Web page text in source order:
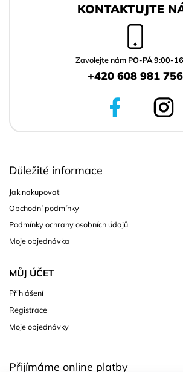
KONTAKTUJTE
Zavolejte nám PO-PÁ 9:00-
+420 608 981 756
Důležité informace
Jak nakupovat
Obchodní podmínky
Podmínky ochrany osobních údajů
Moje objednávka
MŮJ ÚČET
Přihlášení
Registrace
Moje objednávky
Přijímáme online platby